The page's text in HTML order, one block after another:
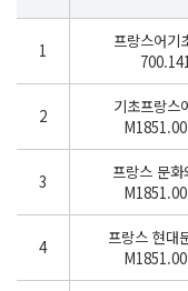
1
프랑스어기
2
기초프랑스
3
프랑스 문
4
프랑스 현대